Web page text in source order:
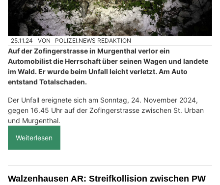
25.11.24 VON POLIZEI.NEWS REDAKTION
Auf der Zofingerstrasse in Murgenthal verlor ein
Automobilist die Herrschaft über seinen Wagen und landete
im Wald. Er wurde beim Unfall leicht verletzt. Am Auto
entstand Totalschaden.
Der Unfall ereignete sich am Sonntag, 24. November 2024,
gegen 16.45 Uhr auf der Zofingerstrasse zwischen St. Urban
und Murgenthal.
Weiterlesen
Walzenhausen AR: Streifkollision zwischen PW